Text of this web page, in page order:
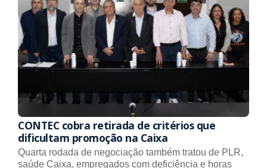
CONTEC cobra retirada de critérios que
dificultam promoção na Caixa
Quarta rodada de negociação também tratou de PLR,
saúde Caixa, empregados com deficiência e horas